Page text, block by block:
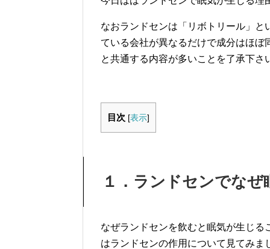
なおランドセンは「リボトリール」
ている会社が異なるだけで成分はほ
と共通する内容が多いことを了承下さ
目次 [表示]
１．ランドセンでな
なぜランドセンを飲むと眠気が生じ
はランドセンの作用について見てみま